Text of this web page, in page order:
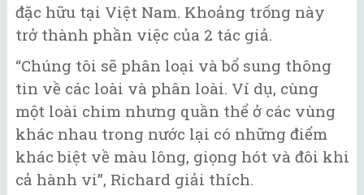
đặc hữu tại Việt Nam. Khoảng trống này
trở thành phần việc của 2 tác giả.
“Chúng tôi sẽ phân loại và bổ sung thông
tin về các loài và phân loài. Ví dụ, cùng
một loài chim nhưng quần thể ở các vùng
khác nhau trong nước lại có những điểm
khác biệt về màu lông, giọng hót và đôi khi
cả hành vi”, Richard giải thích.